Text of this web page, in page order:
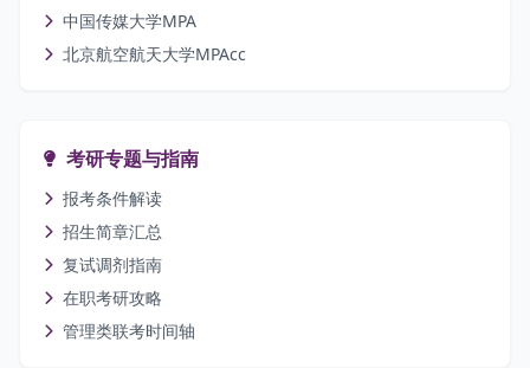
中国传媒大学MPA
北京航空航天大学MPAcc
考研专题与指南
报考条件解读
招生简章汇总
复试调剂指南
在职考研攻略
管理类联考时间轴